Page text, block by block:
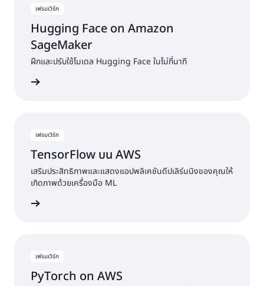
เฟรมเวิร์ก
Hugging Face on Amazon
SageMaker
ฝึกและปรับใช้โมเดล Hugging Face ในไม่กี่นาที
เฟรมเวิร์ก
TensorFlow บน AWS
เสริมประสิทธิภาพและแสดงแอปพลิเคชันดีปเลิร์นนิงของคุณให้
เกิดภาพด้วยเครื่องมือ ML
เฟรมเวิร์ก
PyTorch on AWS